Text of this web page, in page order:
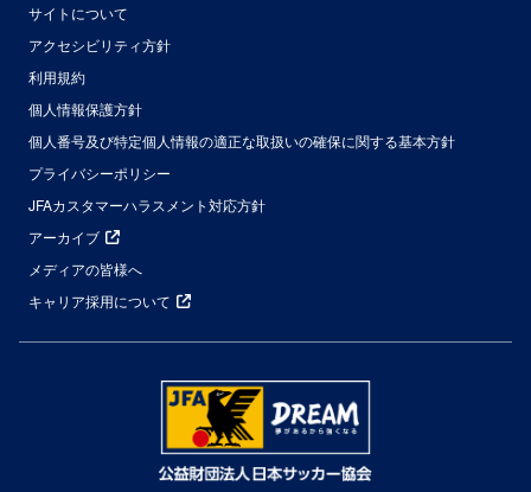
サイトについて
アクセシビリティ方針
利用規約
個人情報保護方針
個人番号及び特定個人情報の適正な取扱いの確保に関する基本方針
プライバシーポリシー
JFAカスタマーハラスメント対応方針
アーカイブ
メディアの皆様へ
キャリア採用について